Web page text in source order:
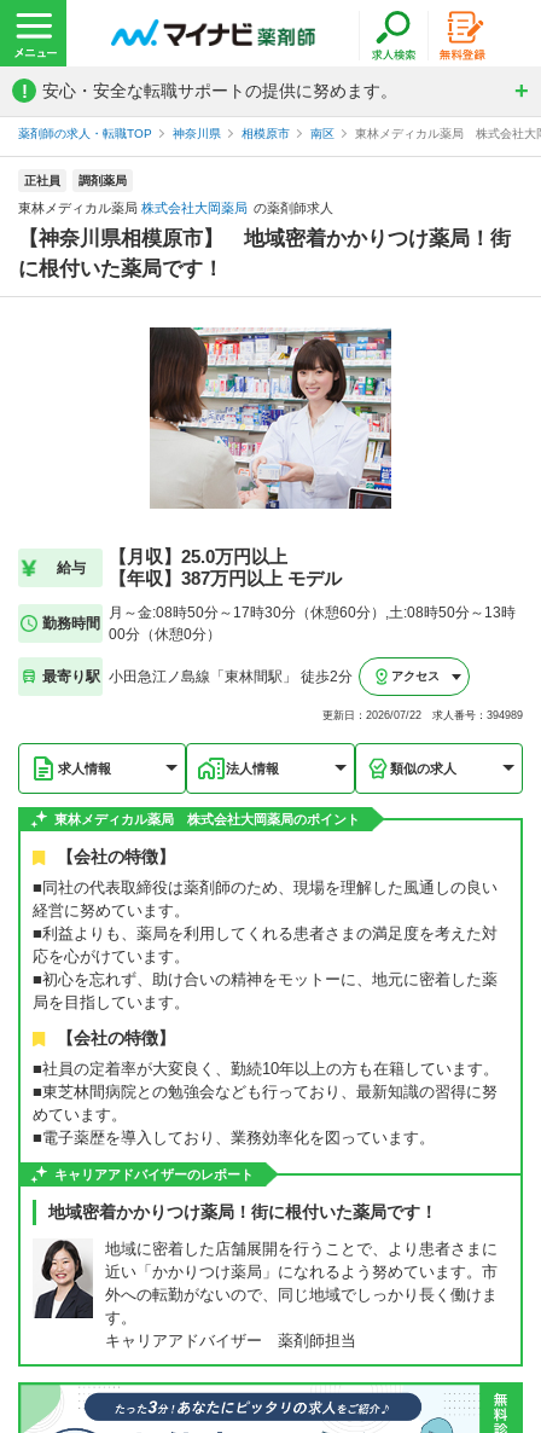
! 安心・安全な転職サポートの提供に努めます。
薬剤師の求人・転職TOP 神奈川県 相模原市 南区 東林メディカル薬局 株式会社大
正社員 調剤薬局
東林メディカル薬局 株式会社大岡薬局 の薬剤師求人
【神奈川県相模原市】 地域密着かかりつけ薬局！街
に根付いた薬局です！
給与
【月収】25.0万円以上
【年収】387万円以上 モデル
勤務時間
月～金:08時50分～17時30分（休憩60分）,土:08時50分～13時
00分（休憩0分）
最寄り駅 小田急江ノ島線「東林間駅」 徒歩2分 アクセス
更新日：2026/07/22 求人番号：394989
求人情報 法人情報 類似の求人
東林メディカル薬局 株式会社大岡薬局のポイント
【会社の特徴】
■同社の代表取締役は薬剤師のため、現場を理解した風通しの良い
経営に努めています。
■利益よりも、薬局を利用してくれる患者さまの満足度を考えた対
応を心がけています。
■初心を忘れず、助け合いの精神をモットーに、地元に密着した薬
局を目指しています。
【会社の特徴】
■社員の定着率が大変良く、勤続10年以上の方も在籍しています。
■東芝林間病院との勉強会なども行っており、最新知識の習得に努
めています。
■電子薬歴を導入しており、業務効率化を図っています。
キャリアアドバイザーのレポート
地域密着かかりつけ薬局！街に根付いた薬局です！
地域に密着した店舗展開を行うことで、より患者さまに
近い「かかりつけ薬局」になれるよう努めています。市
外への転勤がないので、同じ地域でしっかり長く働けま
す。
キャリアアドバイザー 薬剤師担当